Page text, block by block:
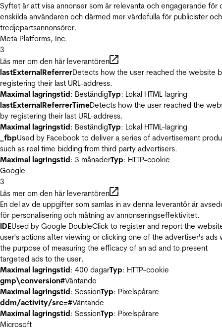
Syftet är att visa annonser som är relevanta och engagerande för
enskilda användaren och därmed mer värdefulla för publicister och
tredjepartsannonsörer.
Meta Platforms, Inc.
3
Läs mer om den här leverantören
lastExternalReferrerDetects how the user reached the website
registering their last URL-address.
Maximal lagringstid: BeständigTyp: Lokal HTML-lagring
lastExternalReferrerTimeDetects how the user reached the
by registering their last URL-address.
Maximal lagringstid: BeständigTyp: Lokal HTML-lagring
_fbpUsed by Facebook to deliver a series of advertisement
such as real time bidding from third party advertisers.
Maximal lagringstid: 3 månaderTyp: HTTP-cookie
Google
3
Läs mer om den här leverantören
En del av de uppgifter som samlas in av denna leverantör är
för personalisering och mätning av annonseringseffektivitet.
IDEUsed by Google DoubleClick to register and report the
user's actions after viewing or clicking one of the advertiser's ads
the purpose of measuring the efficacy of an ad and to present
targeted ads to the user.
Maximal lagringstid: 400 dagarTyp: HTTP-cookie
gmp\conversion#Väntande
Maximal lagringstid: SessionTyp: Pixelspårare
ddm/activity/src=#Väntande
Maximal lagringstid: SessionTyp: Pixelspårare
Microsoft